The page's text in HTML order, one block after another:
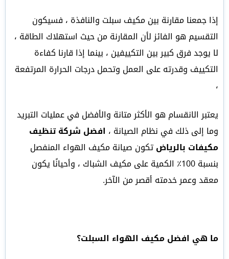
إذا جمعنا مقارنة بين مكيف سبلت والنافذة ، فسيكون
التقسيم هو الفائز لأن المقارنة من حيث استهلاك الطاقة ،
لا يوجد فرق كبير بين التكييفين ، بينما إذا قارنا كفاءة
التكييف وقدرته على العمل وتحمل درجات الحرارة المرتفعة
،
يعتبر الانقسام هو الأكثر متانة والأفضل في عمليات التبريد
وما إلى ذلك في نظام الصيانة ، افضل شركة تنظيف
مكيفات بالرياضتكون صيانة مكيف الهواء المنفصل
بنسبة 100٪ الكمية على مكيف الشباك ، وأحيانًا يكون
معقد وعمر خدمته أقصر من الآخر.
ما هي افضل مكيف الهواء السبلت؟